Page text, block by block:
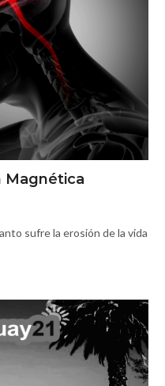
Magnética
sufre la erosión de la vida